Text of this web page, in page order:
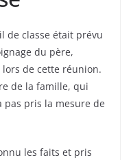
de classe était prévu
du père,
lors de cette réunion.
de la famille, qui
pas pris la mesure de
les faits et pris